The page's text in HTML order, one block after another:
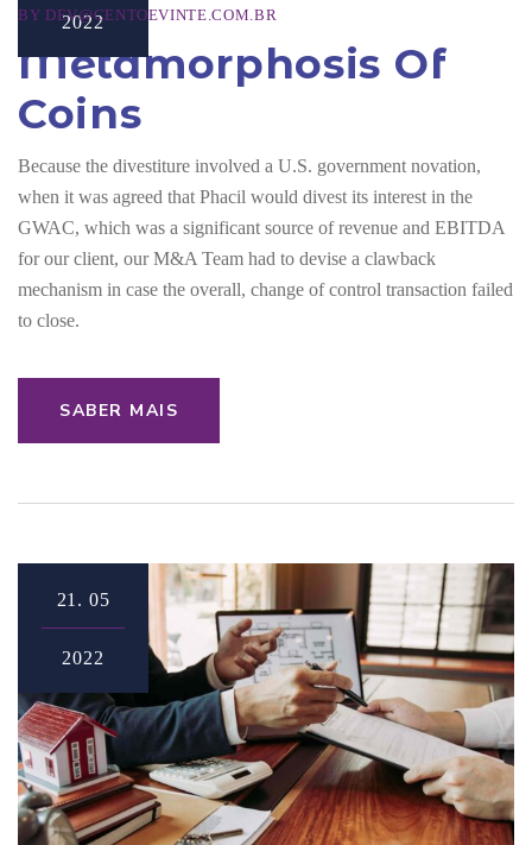
2022
BY DEV@CENTOEVINTE.COM.BR
Metamorphosis Of
Coins
Because the divestiture involved a U.S. government novation,
when it was agreed that Phacil would divest its interest in the
GWAC, which was a significant source of revenue and EBITDA
for our client, our M&A Team had to devise a clawback
mechanism in case the overall, change of control transaction failed
to close.
SABER MAIS
21. 05
2022